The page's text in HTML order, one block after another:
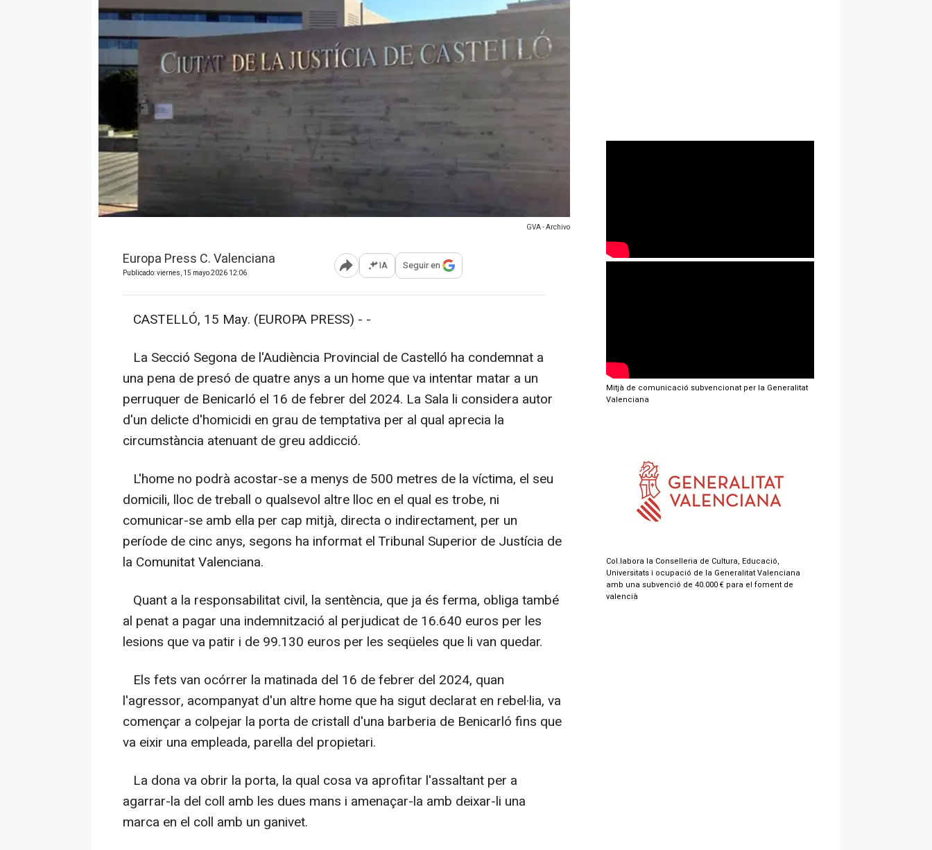
GVA - Archivo
Europa Press C. Valenciana
Publicado: viernes, 15 mayo 2026 12:06 Abrir opciones para compartir
IA Seguir en
CASTELLÓ, 15 May. (EUROPA PRESS) - -
La Secció Segona de l'Audiència Provincial de Castelló ha condemnat a
una pena de presó de quatre anys a un home que va intentar matar a un
perruquer de Benicarló el 16 de febrer del 2024. La Sala li considera autor
d'un delicte d'homicidi en grau de temptativa per al qual aprecia la
circumstància atenuant de greu addicció.
L'home no podrà acostar-se a menys de 500 metres de la víctima, el seu
domicili, lloc de treball o qualsevol altre lloc en el qual es trobe, ni
comunicar-se amb ella per cap mitjà, directa o indirectament, per un
període de cinc anys, segons ha informat el Tribunal Superior de Justícia de
la Comunitat Valenciana.
Quant a la responsabilitat civil, la sentència, que ja és ferma, obliga també
al penat a pagar una indemnització al perjudicat de 16.640 euros per les
lesions que va patir i de 99.130 euros per les seqüeles que li van quedar.
Els fets van ocórrer la matinada del 16 de febrer del 2024, quan
l'agressor, acompanyat d'un altre home que ha sigut declarat en rebel·lia, va
començar a colpejar la porta de cristall d'una barberia de Benicarló fins que
va eixir una empleada, parella del propietari.
La dona va obrir la porta, la qual cosa va aprofitar l'assaltant per a
agarrar-la del coll amb les dues mans i amenaçar-la amb deixar-li una
marca en el coll amb un ganivet.
Mitjà de comunicació subvencionat per la Generalitat
Valenciana
Col.labora la Conselleria de Cultura, Educació,
Universitats i ocupació de la Generalitat Valenciana
amb una subvenció de 40.000 € para el foment de
valencià